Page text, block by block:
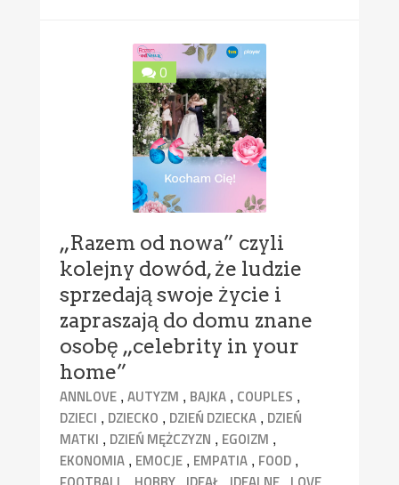
0
„Razem od nowa” czyli
kolejny dowód, że ludzie
sprzedają swoje życie i
zapraszają do domu znane
osobę „celebrity in your
home”
ANNLOVE ,AUTYZM , BAJKA , COUPLES ,
DZIECI , DZIECKO , DZIEŃ DZIECKA , DZIEŃ
MATKI , DZIEŃ MĘŻCZYZN , EGOIZM ,
EKONOMIA , EMOCJE , EMPATIA , FOOD ,
, , , ,
,